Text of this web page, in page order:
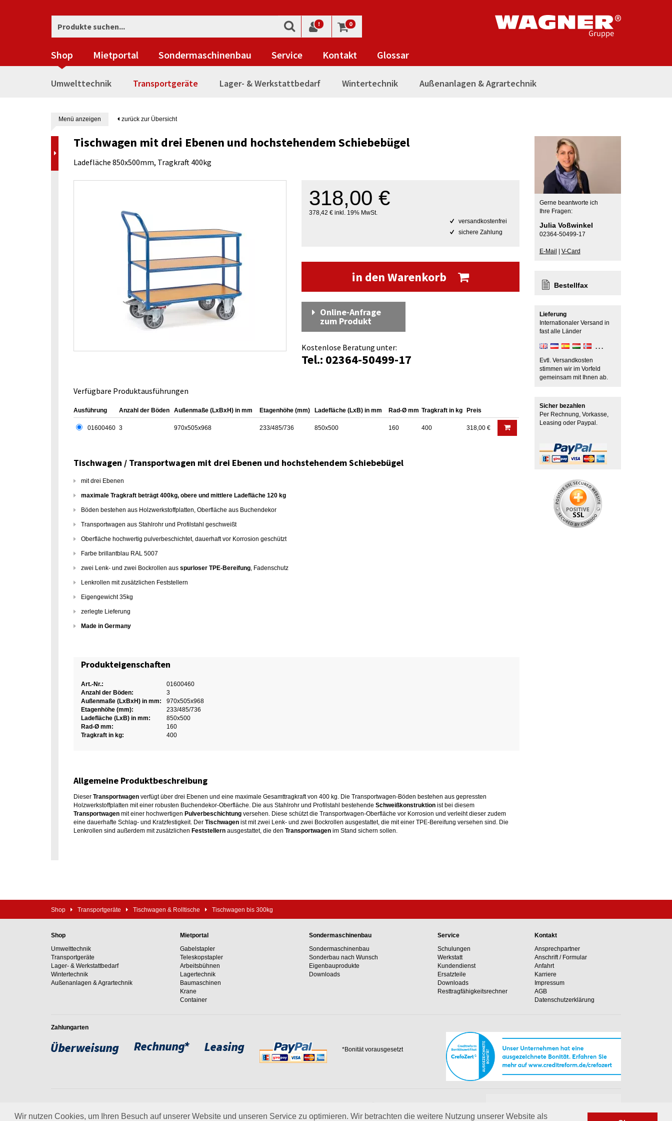
Wir nutzen Cookies, um Ihren Besuch auf unserer Website und unseren Service zu optimieren. Wir betrachten die weitere Nutzung unserer Website als
! 0
Shop Mietportal Sondermaschinenbau Service Kontakt Glossar
Umwelttechnik Transportgeräte Lager- & Werkstattbedarf Wintertechnik Außenanlagen & Agrartechnik
Menü anzeigen zurück zur Übersicht
Tischwagen mit drei Ebenen und hochstehendem Schiebebügel
Ladefläche 850x500mm, Tragkraft 400kg
318,00 €
378,42 € inkl. 19% MwSt.
versandkostenfrei
sichere Zahlung
in den Warenkorb
Online-Anfrage
zum Produkt
Kostenlose Beratung unter:
Tel.: 02364-50499-17
Verfügbare Produktausführungen
Ausführung Anzahl der Böden Außenmaße (LxBxH) in mm Etagenhöhe (mm) Ladefläche (LxB) in mm Rad-Ø mm Tragkraft in kg Preis
01600460 3 970x505x968 233/485/736 850x500 160 400 318,00 €
Tischwagen / Transportwagen mit drei Ebenen und hochstehendem Schiebebügel
mit drei Ebenen
maximale Tragkraft beträgt 400kg, obere und mittlere Ladefläche 120 kg
Böden bestehen aus Holzwerkstoffplatten, Oberfläche aus Buchendekor
Transportwagen aus Stahlrohr und Profilstahl geschweißt
Oberfläche hochwertig pulverbeschichtet, dauerhaft vor Korrosion geschützt
Farbe brillantblau RAL 5007
zwei Lenk- und zwei Bockrollen aus spurloser TPE-Bereifung, Fadenschutz
Lenkrollen mit zusätzlichen Feststellern
Eigengewicht 35kg
zerlegte Lieferung
Made in Germany
Produkteigenschaften
Art.-Nr.:
01600460
Anzahl der Böden:
3
Außenmaße (LxBxH) in mm:
970x505x968
Etagenhöhe (mm):
233/485/736
Ladefläche (LxB) in mm:
850x500
Rad-Ø mm:
160
Tragkraft in kg:
400
Allgemeine Produktbeschreibung
Dieser Transportwagen verfügt über drei Ebenen und eine maximale Gesamttragkraft von 400 kg. Die Transportwagen-Böden bestehen aus gepressten
Holzwerkstoffplatten mit einer robusten Buchendekor-Oberfläche. Die aus Stahlrohr und Profilstahl bestehende Schweißkonstruktion ist bei diesem
Transportwagen mit einer hochwertigen Pulverbeschichtung versehen. Diese schützt die Transportwagen-Oberfläche vor Korrosion und verleiht dieser zudem
eine dauerhafte Schlag- und Kratzfestigkeit. Der Tischwagen ist mit zwei Lenk- und zwei Bockrollen ausgestattet, die mit einer TPE-Bereifung versehen sind. Die
Lenkrollen sind außerdem mit zusätzlichen Feststellern ausgestattet, die den Transportwagen im Stand sichern sollen.
Gerne beantworte ich
Ihre Fragen:
Julia Voßwinkel
02364-50499-17
E-Mail V-Card
Bestellfax
Lieferung
Internationaler Versand in
fast alle Länder
Evtl. Versandkosten
stimmen wir im Vorfeld
gemeinsam mit Ihnen ab.
Sicher bezahlen
Per Rechnung, Vorkasse,
Leasing oder Paypal.
Shop Transportgeräte Tischwagen & Rolltische Tischwagen bis 300kg
Shop
Umwelttechnik
Transportgeräte
Lager- & Werkstattbedarf
Wintertechnik
Außenanlagen & Agrartechnik
Mietportal
Gabelstapler
Teleskopstapler
Arbeitsbühnen
Lagertechnik
Baumaschinen
Krane
Container
Sondermaschinenbau
Sondermaschinenbau
Sonderbau nach Wunsch
Eigenbauprodukte
Downloads
Service
Schulungen
Werkstatt
Kundendienst
Ersatzteile
Downloads
Resttragfähig­keits­rechner
Kontakt
Ansprechpartner
Anschrift / Formular
Anfahrt
Karriere
Impressum
AGB
Datenschutzerklärung
Zahlungarten
*Bonität vorausgesetzt
Weltweit setzen wir unsere Erfahrungswerte und unser Streben nach innovativen Lösungen in unvergleichliche Anlagen
um. Erfahren Sie mehr über uns. mehr über Wagner +49 02364 50499-0